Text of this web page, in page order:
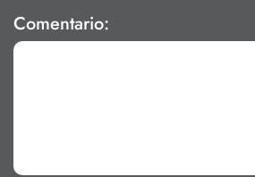
Comentario: